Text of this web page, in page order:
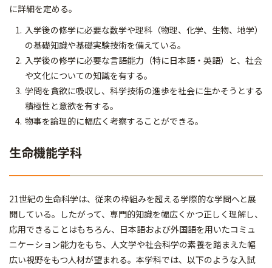
に詳細を定める。
入学後の修学に必要な数学や理科（物理、化学、生物、地学）
の基礎知識や基礎実験技術を備えている。
入学後の修学に必要な言語能力（特に日本語・英語）と、社会
や文化についての知識を有する。
学問を貪欲に吸収し、科学技術の進歩を社会に生かそうとする
積極性と意欲を有する。
物事を論理的に幅広く考察することができる。
生命機能学科
21世紀の生命科学は、従来の枠組みを超える学際的な学問へと展
開している。したがって、専門的知識を幅広くかつ正しく理解し、
応用できることはもちろん、日本語および外国語を用いたコミュ
ニケーション能力をもち、人文学や社会科学の素養を踏まえた幅
広い視野をもつ人材が望まれる。本学科では、以下のような入試